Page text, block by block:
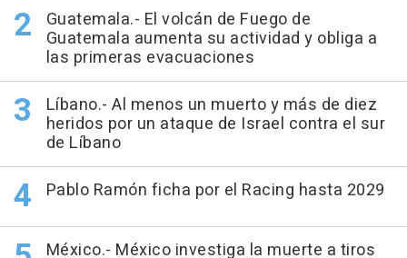
Guatemala.- El volcán de Fuego de
Guatemala aumenta su actividad y obliga a
las primeras evacuaciones
Líbano.- Al menos un muerto y más de diez
heridos por un ataque de Israel contra el sur
de Líbano
Pablo Ramón ficha por el Racing hasta 2029
México.- México investiga la muerte a tiros